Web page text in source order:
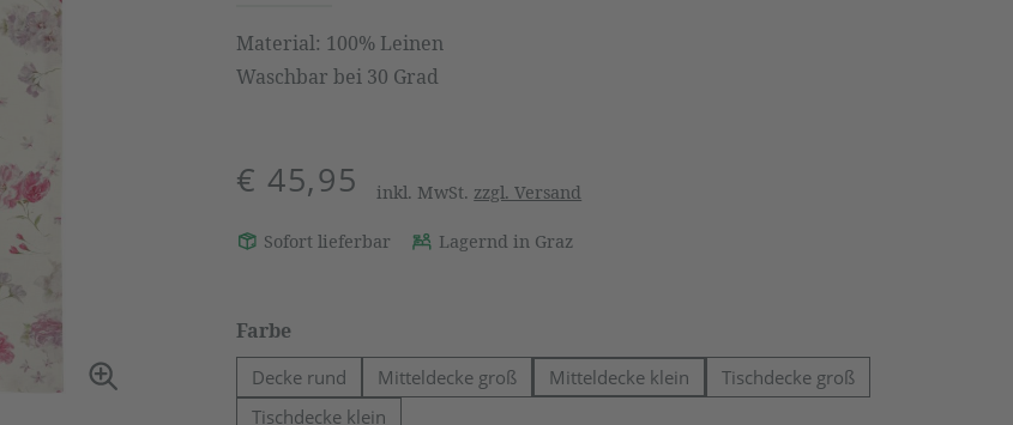
Material: 100% Leinen
Waschbar bei 30 Grad
€ 45,95 inkl. MwSt. zzgl. Versand
Sofort lieferbar Lagernd in Graz
Farbeauswählen
Decke rund Mitteldecke groß Mitteldecke klein
Tischdecke groß
Tischdecke klein